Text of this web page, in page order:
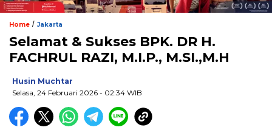
Home / Jakarta
Selamat & Sukses BPK. DR H.
FACHRUL RAZI, M.I.P., M.SI.,M.H
Husin Muchtar
Selasa, 24 Februari 2026 - 02:34 WIB